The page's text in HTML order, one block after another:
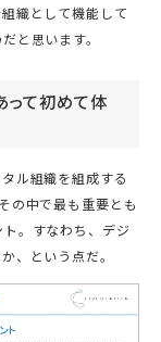
織として機能して
と思います。
って初めて体
ル組織を組成する
の中で最も重要とも
。すなわち、デジ
、という点だ。